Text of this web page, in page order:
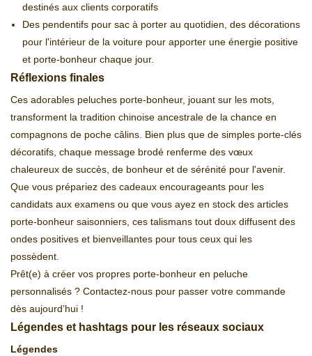
destinés aux clients corporatifs
Des pendentifs pour sac à porter au quotidien, des décorations
pour l'intérieur de la voiture pour apporter une énergie positive
et porte-bonheur chaque jour.
Réflexions finales
Ces adorables peluches porte-bonheur, jouant sur les mots,
transforment la tradition chinoise ancestrale de la chance en
compagnons de poche câlins. Bien plus que de simples porte-clés
décoratifs, chaque message brodé renferme des vœux
chaleureux de succès, de bonheur et de sérénité pour l'avenir.
Que vous prépariez des cadeaux encourageants pour les
candidats aux examens ou que vous ayez en stock des articles
porte-bonheur saisonniers, ces talismans tout doux diffusent des
ondes positives et bienveillantes pour tous ceux qui les
possèdent.
Prêt(e) à créer vos propres porte-bonheur en peluche
personnalisés ? Contactez-nous pour passer votre commande
dès aujourd’hui !
Légendes et hashtags pour les réseaux sociaux
Légendes